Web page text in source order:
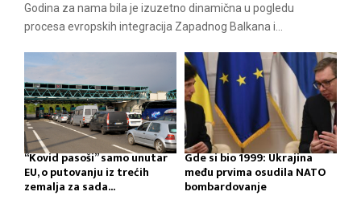
Godina za nama bila je izuzetno dinamična u pogledu
procesa evropskih integracija Zapadnog Balkana i...
“Kovid pasoši” samo unutar
EU, o putovanju iz trećih
zemalja za sada...
Gde si bio 1999: Ukrajina
među prvima osudila NATO
bombardovanje